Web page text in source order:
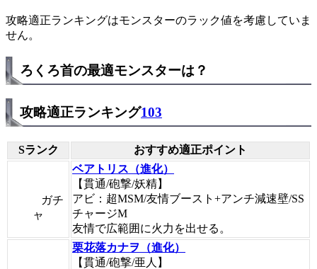
攻略適正ランキングはモンスターのラック値を考慮していま
せん。
ろくろ首の最適モンスターは？
攻略適正ランキング103
Sランク おすすめ適正ポイント
ガチ
ャ
ベアトリス（進化）
【貫通/砲撃/妖精】
アビ：超MSM/友情ブースト+アンチ減速壁/SS
チャージM
友情で広範囲に火力を出せる。
栗花落カナヲ（進化）
【貫通/砲撃/亜人】